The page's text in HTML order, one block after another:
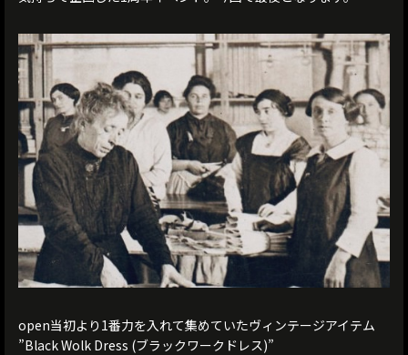
open当初より1番力を入れて集めていたヴィンテージアイテム
”Black Wolk Dress (ブラックワークドレス)”